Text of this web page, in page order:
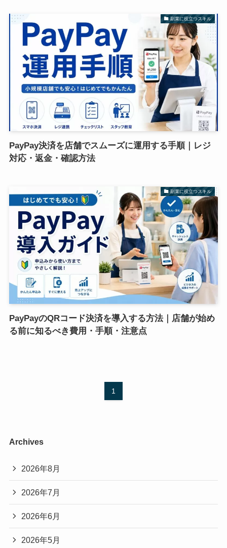
副業に役立つスキル
PayPay決済を店舗でスムーズに運用する手順｜レジ
対応・返金・確認方法
副業に役立つスキル
PayPayのQRコード決済を導入する方法｜店舗が始め
る前に知るべき費用・手順・注意点
1
Archives
2026年8月
2026年7月
2026年6月
2026年5月